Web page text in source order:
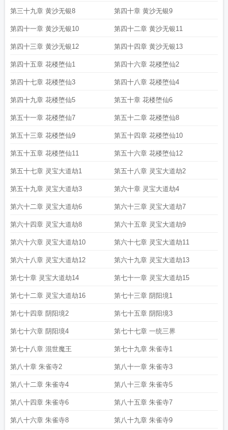
第三十九章 黄沙无银8 第四十章 黄沙无银9
第四十一章 黄沙无银10 第四十二章 黄沙无银11
第四十三章 黄沙无银12 第四十四章 黄沙无银13
第四十五章 花楼堕仙1 第四十六章 花楼堕仙2
第四十七章 花楼堕仙3 第四十八章 花楼堕仙4
第四十九章 花楼堕仙5 第五十章 花楼堕仙6
第五十一章 花楼堕仙7 第五十二章 花楼堕仙8
第五十三章 花楼堕仙9 第五十四章 花楼堕仙10
第五十五章 花楼堕仙11 第五十六章 花楼堕仙12
第五十七章 灵宝大道劫1 第五十八章 灵宝大道劫2
第五十九章 灵宝大道劫3 第六十章 灵宝大道劫4
第六十二章 灵宝大道劫6 第六十三章 灵宝大道劫7
第六十四章 灵宝大道劫8 第六十五章 灵宝大道劫9
第六十六章 灵宝大道劫10 第六十七章 灵宝大道劫11
第六十八章 灵宝大道劫12 第六十九章 灵宝大道劫13
第七十章 灵宝大道劫14 第七十一章 灵宝大道劫15
第七十二章 灵宝大道劫16 第七十三章 阴阳境1
第七十四章 阴阳境2 第七十五章 阴阳境3
第七十六章 阴阳境4 第七十七章 一统三界
第七十八章 混世魔王 第七十九章 朱雀寺1
第八十章 朱雀寺2 第八十一章 朱雀寺3
第八十二章 朱雀寺4 第八十三章 朱雀寺5
第八十四章 朱雀寺6 第八十五章 朱雀寺7
第八十六章 朱雀寺8 第八十九章 朱雀寺9